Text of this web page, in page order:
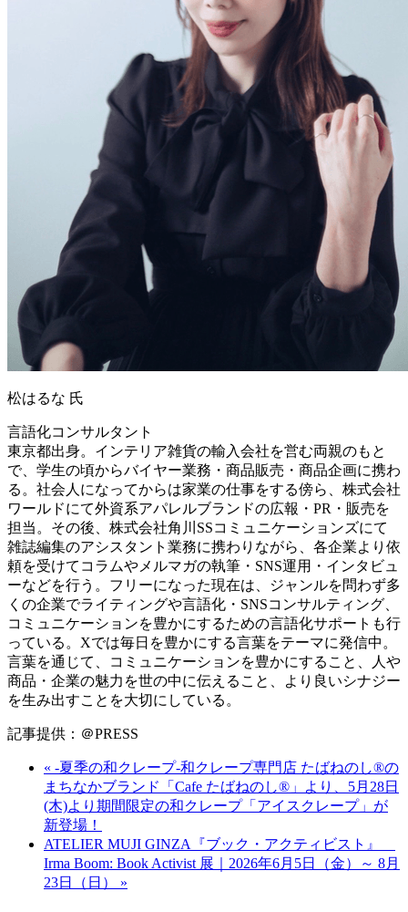
松はるな 氏
言語化コンサルタント
東京都出身。インテリア雑貨の輸入会社を営む両親のもと
で、学生の頃からバイヤー業務・商品販売・商品企画に携わ
る。社会人になってからは家業の仕事をする傍ら、株式会社
ワールドにて外資系アパレルブランドの広報・PR・販売を
担当。その後、株式会社角川SSコミュニケーションズにて
雑誌編集のアシスタント業務に携わりながら、各企業より依
頼を受けてコラムやメルマガの執筆・SNS運用・インタビュ
ーなどを行う。フリーになった現在は、ジャンルを問わず多
くの企業でライティングや言語化・SNSコンサルティング、
コミュニケーションを豊かにするための言語化サポートも行
っている。Xでは毎日を豊かにする言葉をテーマに発信中。
言葉を通じて、コミュニケーションを豊かにすること、人や
商品・企業の魅力を世の中に伝えること、より良いシナジー
を生み出すことを大切にしている。
記事提供：＠PRESS
« -夏季の和クレープ-和クレープ専門店 たばねのし®の
まちなかブランド「Cafe たばねのし®」より、5月28日
(木)より期間限定の和クレープ「アイスクレープ」が
新登場！
ATELIER MUJI GINZA『ブック・アクティビスト』
Irma Boom: Book Activist 展｜2026年6月5日（金）～ 8月
23日（日） »